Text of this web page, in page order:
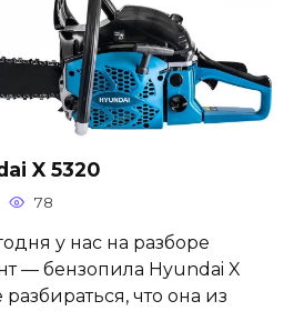
X 5320
78
у нас на разборе
— бензопила Hyundai X
что она из